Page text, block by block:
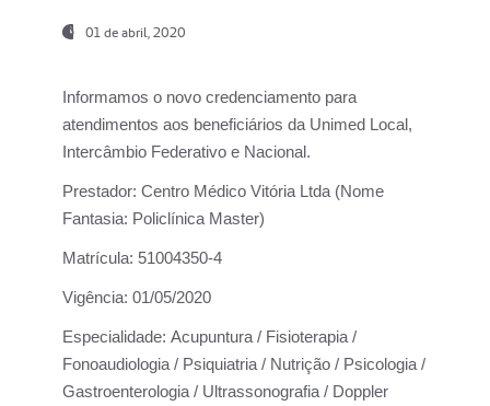
01 de abril, 2020
Informamos o novo credenciamento para
atendimentos aos beneficiários da Unimed Local,
Intercâmbio Federativo e Nacional.
Prestador: Centro Médico Vitória Ltda (Nome
Fantasia: Policlínica Master)
Matrícula: 51004350-4
Vigência: 01/05/2020
Especialidade: Acupuntura / Fisioterapia /
Fonoaudiologia / Psiquiatria / Nutrição / Psicologia /
Gastroenterologia / Ultrassonografia / Doppler